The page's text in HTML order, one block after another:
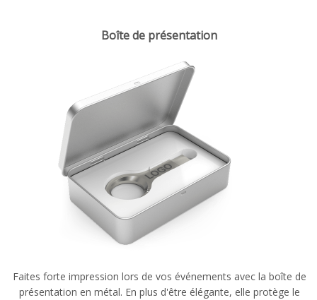
Boîte de présentation
Faites forte impression lors de vos événements avec la boîte de
présentation en métal. En plus d'être élégante, elle protège le